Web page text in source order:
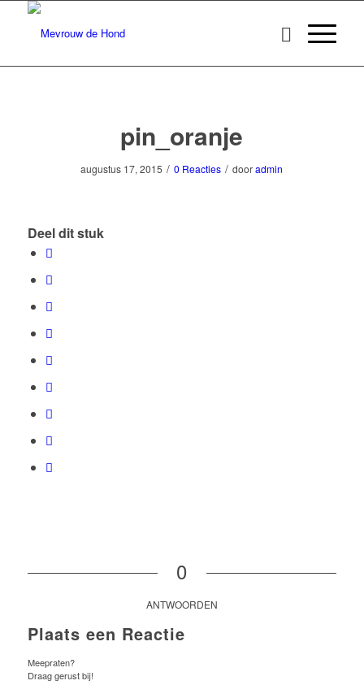
pin_oranje
augustus 17, 2015 / 0 Reacties / dooradmin
Deel dit stuk
0
ANTWOORDEN
Plaats een Reactie
Meepraten?
Draag gerust bij!